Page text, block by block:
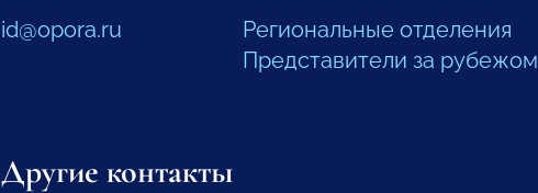
id@opora.ru
Региональные отделения
Представители за рубежом
Другие контакты